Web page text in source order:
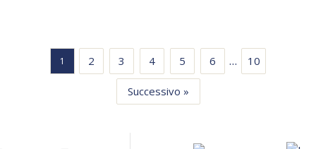
1 2 3 4 5 6 … 10
Successivo »